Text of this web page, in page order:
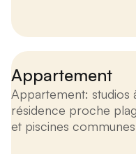
Appartement
Appartement: studios
résidence proche
et piscines